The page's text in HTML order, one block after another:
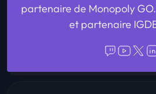
partenaire de Monopoly
et partenaire